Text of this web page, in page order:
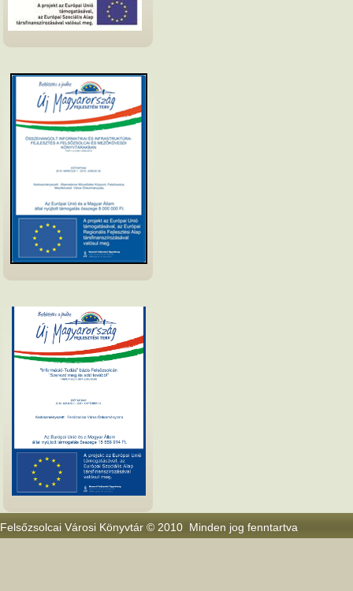
Felsőzsolcai Városi Könyvtár © 2010 Minden jog fenntartva